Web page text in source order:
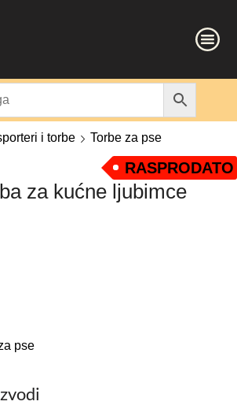
i torbe Torbe za pse
RASPRODATO
za kućne ljubimce
pse